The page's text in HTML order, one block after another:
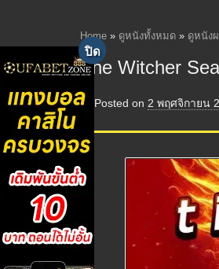
Home » ดูหนังทั้งหมด » ดูหนัง
The Witcher
Posted on 2 พฤศจิกายน